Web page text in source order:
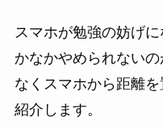
スマホが勉強の妨げ
かなかやめられない
なくスマホから距離
紹介します。